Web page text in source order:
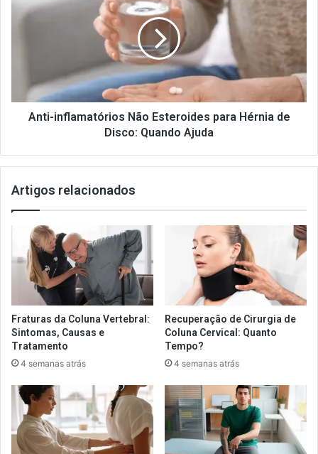
Não
Disco:
Quando
AjudaAnti-inflamatórios Não Esteroides para Hérnia de
Disco: Quando Ajuda
Artigos relacionados
Fraturas da Coluna Vertebral:
Sintomas, Causas e
Tratamento
4 semanas atrás
Recuperação de Cirurgia de
Coluna Cervical: Quanto
Tempo?
4 semanas atrás